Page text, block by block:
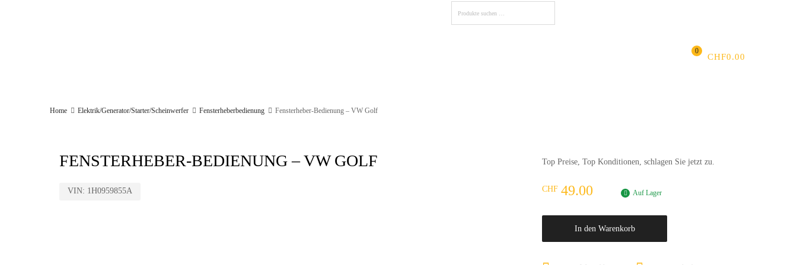
CHF0.00
0
Home Elektrik/Generator/Starter/Scheinwerfer Fensterheberbedienung Fensterheber-Bedienung – VW Golf
FENSTERHEBER-BEDIENUNG – VW GOLF
VIN: 1H0959855A
Top Preise, Top Konditionen, schlagen Sie jetzt zu.
CHF 49.00 Auf Lager
In den Warenkorb